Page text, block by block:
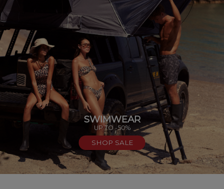
SWIMWEAR
UP TO -50%
SHOP SALE